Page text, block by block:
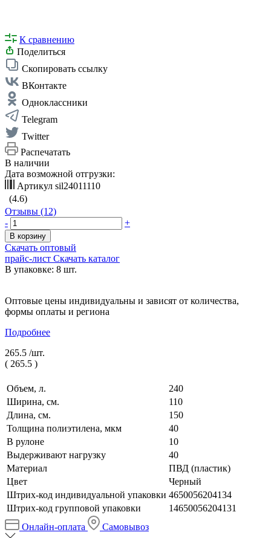
К сравнению
Поделиться
Скопировать ссылку
ВКонтакте
Одноклассники
Telegram
Twitter
Распечатать
В наличии
Дата возможной отгрузки:
Артикул sil24011110
(4.6)
Отзывы (12)
-
+
В корзину
Скачать оптовый
прайс-лист Скачать каталог
В упаковке: 8 шт.
Оптовые цены индивидуальны и зависят от количества,
формы оплаты и региона
Подробнее
265.5 /шт.
( 265.5 )
Объем, л.
240
Ширина, см.
110
Длина, см.
150
Толщина полиэтилена, мкм
40
В рулоне
10
Выдерживают нагрузку
40
Материал
ПВД (пластик)
Цвет
Черный
Штрих-код индивидуальной упаковки 4650056204134
Штрих-код групповой упаковки
14650056204131
Онлайн-оплата
Самовывоз